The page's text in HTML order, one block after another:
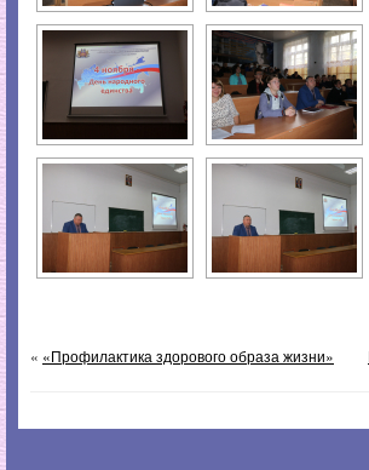
« «Профилактика здорового образа жизни»